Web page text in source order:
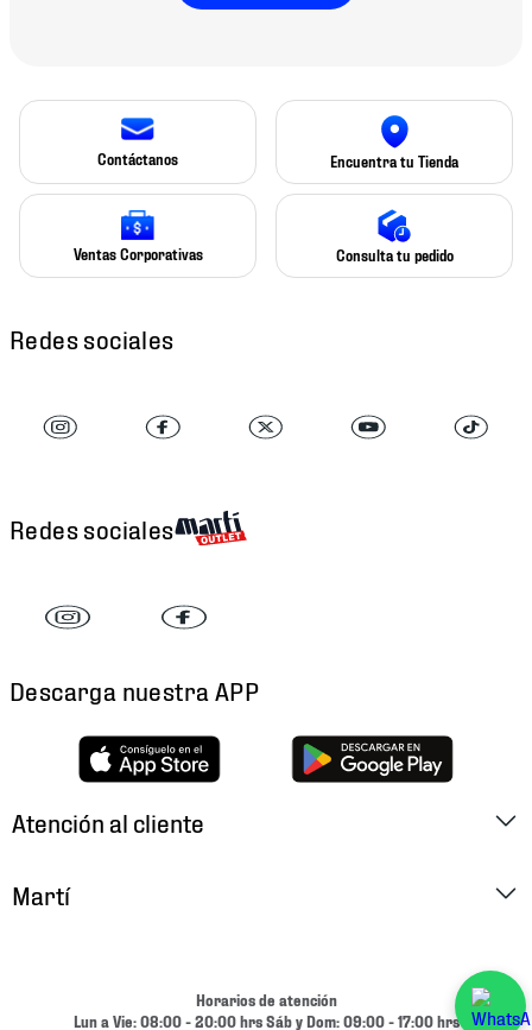
Contáctanos Encuentra tu Tienda
Ventas Corporativas Consulta tu pedido
Redes sociales
Redes sociales
Descarga nuestra APP
Atención al cliente
Cambios y Devoluciones
Martí
Horarios de atención
Lun a Vie: 08:00 - 20:00 hrs Sáb y Dom: 09:00 - 17:00 hrs